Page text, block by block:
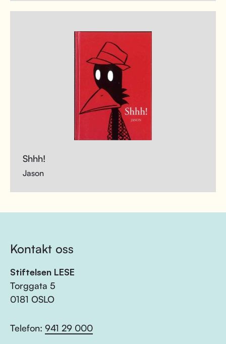
Shhh!
Jason
Kontakt oss
Stiftelsen LESE
Torggata 5
0181 OSLO
Telefon: 941 29 000